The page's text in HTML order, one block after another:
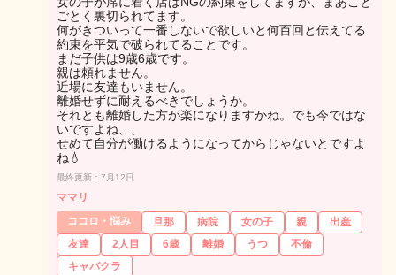
ごとく裏切られてます。
何がきついって一番しないで欲しいと何百回と伝えてる
約束を平気で破られてることです。
まだ子供は9歳6歳です。
親は頼れません。
近場に友達もいません。
離婚せずに耐えるべきでしょうか。
それとも離婚した方が楽になりますかね。でも今ではな
いですよね、、
せめて自分が働けるようになってからじゃないとですよ
ね💧
最終更新：7月12日
ママリ
ココロ・悩み
旦那 病院 女の子 親
出産
友達
2人目 6歳 離婚 うつ
不倫
キャバクラ